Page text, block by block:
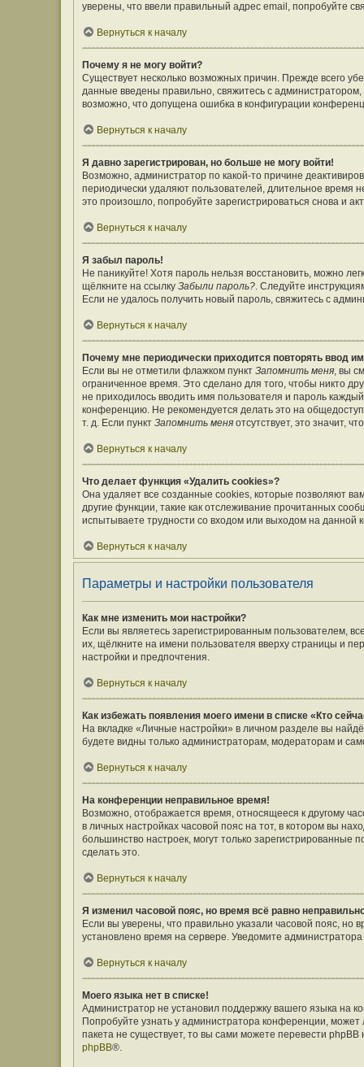
уверены, что ввели правильный адрес email, попробуйте
Вернуться к началу
Почему я не могу войти?
Существует несколько возможных причин. Прежде всего
данные введены правильно, свяжитесь с
возможно, что допущена ошибка в конфигурации
Вернуться к началу
Я давно зарегистрирован, но больше не могу войти!
Возможно, администратор по какой-то причине
периодически удаляют пользователей, длительное
это произошло, попробуйте зарегистрироваться снова и
Вернуться к началу
Я забыл пароль!
Не паникуйте! Хотя пароль нельзя восстановить, можно
щёлкните на ссылку Забыли пароль?. Следуйте
Если не удалось получить новый пароль, свяжитесь с
Вернуться к началу
Почему мне периодически приходится повторять ввод
Если вы не отметили флажком пункт Запомнить меня, вы
ограниченное время. Это сделано для того, чтобы никто
не приходилось вводить имя пользователя и пароль
конференцию. Не рекомендуется делать это на
т. д. Если пункт Запомнить меня отсутствует, это значит,
Вернуться к началу
Что делает функция «Удалить cookies»?
Она удаляет все созданные cookies, которые позволяют
другие функции, такие как отслеживание прочитанных
испытываете трудности со входом или выходом на
Вернуться к началу
Параметры и настройки пользователя
Как мне изменить мои настройки?
Если вы являетесь зарегистрированным пользователем,
их, щёлкните на имени пользователя вверху страницы и
настройки и предпочтения.
Вернуться к началу
Как избежать появления моего имени в списке «Кто
На вкладке «Личные настройки» в личном разделе вы
будете видны только администраторам, модераторам и
Вернуться к началу
На конференции неправильное время!
Возможно, отображается время, относящееся к другому
в личных настройках часовой пояс на тот, в котором вы
большинство настроек, могут только
сделать это.
Вернуться к началу
Я изменил часовой пояс, но время всё равно
Если вы уверены, что правильно указали часовой пояс,
установлено время на сервере. Уведомите
Вернуться к началу
Моего языка нет в списке!
Администратор не установил поддержку вашего языка на
Попробуйте узнать у администратора конференции, может
пакета не существует, то вы сами можете перевести
phpBB®.